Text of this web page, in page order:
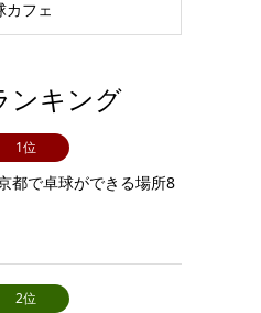
カフェ
ンキング
1位
都で卓球ができる場所8
2位